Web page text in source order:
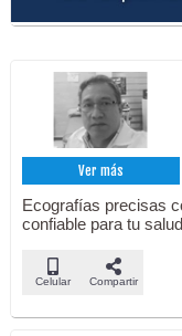
Ver más
Ecografías precisas
confiable para tu
Celular Compartir